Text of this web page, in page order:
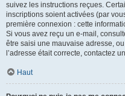
suivez les instructions reçues.
inscriptions soient activées (par
première connexion : cette
Si vous avez reçu un e-mail,
être saisi une mauvaise adresse,
l’adresse était correcte, contactez
Haut